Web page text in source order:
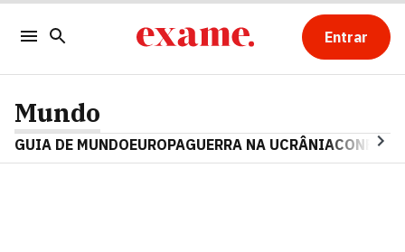
Entrar
Mundo
GUIA DE MUNDOEUROPAGUERRA NA UCRÂNIA